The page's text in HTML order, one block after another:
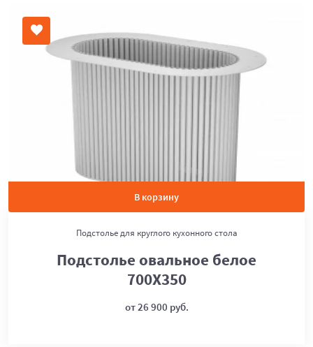
В корзину
Подстолье для круглого кухонного стола
Подстолье овальное белое
700Х350
от 26 900 руб.